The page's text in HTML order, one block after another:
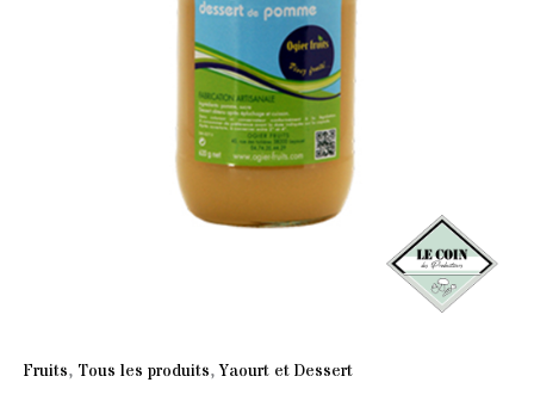
Fruits, Tous les produits,Yaourt et Dessert